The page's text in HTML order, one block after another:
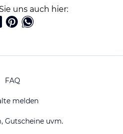
uns auch hier:
FAQ
melden
Gutscheine uvm.